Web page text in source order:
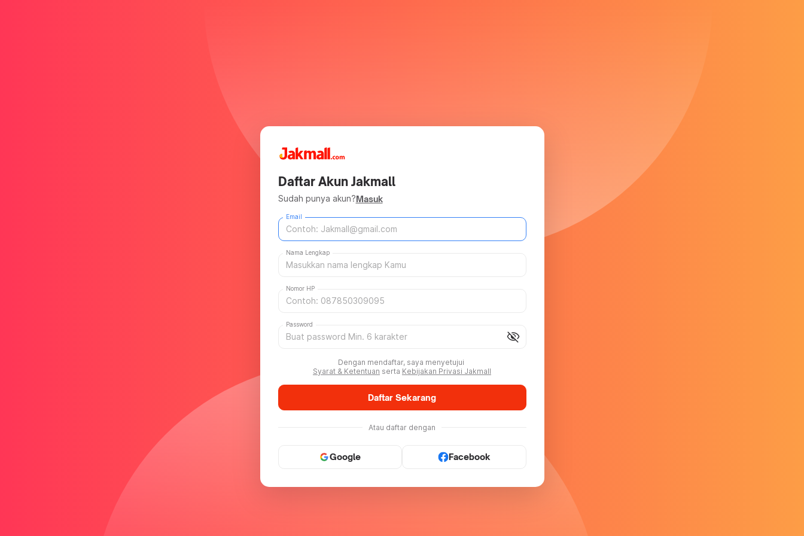
Daftar Akun Jakmall
Sudah punya akun?Masuk
Email
Nama Lengkap
Nomor HP
visibility_off
Password
Dengan mendaftar, saya menyetujui
Syarat & Ketentuan serta Kebijakan Privasi Jakmall
Daftar Sekarang
Atau daftar dengan
Google Facebook